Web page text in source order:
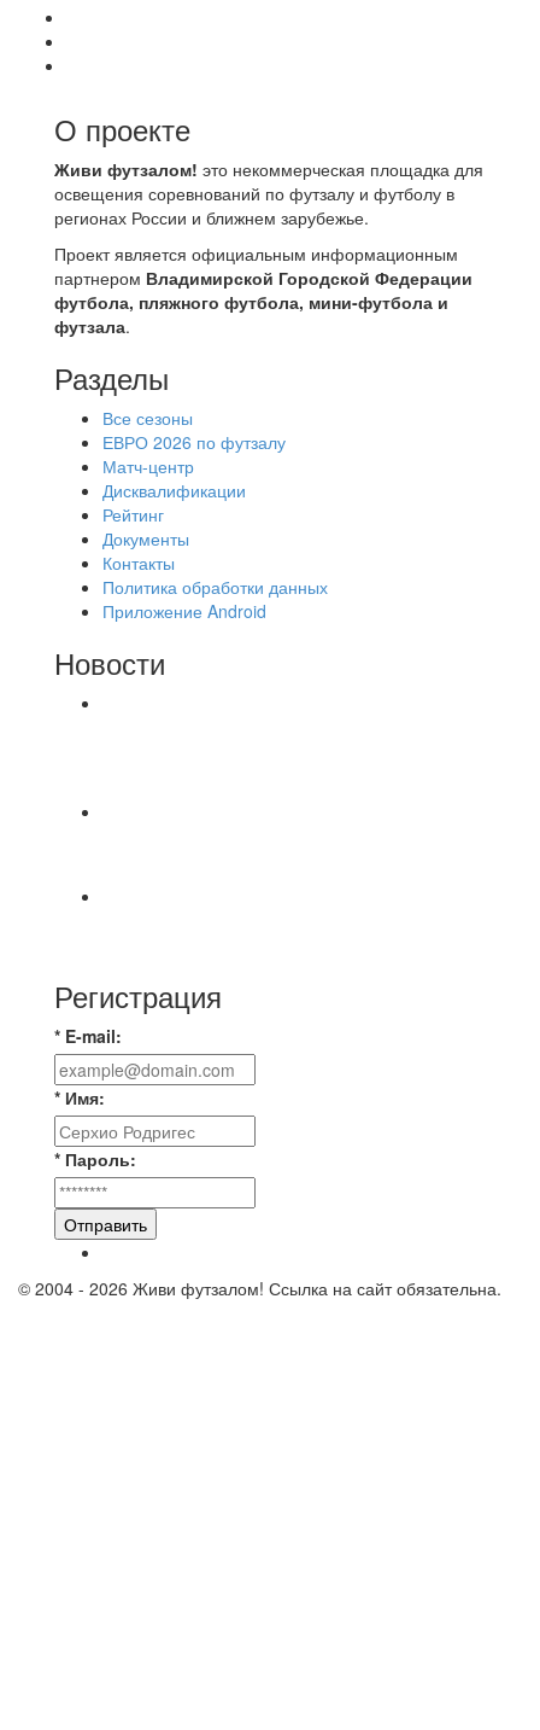
О проекте
Живи футзалом! это некоммерческая площадка для
освещения соревнований по футзалу и футболу в
регионах России и ближнем зарубежье.
Проект является официальным информационным
партнером Владимирской Городской Федерации
футбола, пляжного футбола, мини-футбола и
футзала.
Разделы
Все сезоны
ЕВРО 2026 по футзалу
Матч-центр
Дисквалификации
Рейтинг
Документы
Контакты
Политика обработки данных
Приложение Android
Новости
Регистрация
* E-mail:
* Имя:
* Пароль:
Отправить
© 2004 - 2026 Живи футзалом! Ссылка на сайт обязательна.